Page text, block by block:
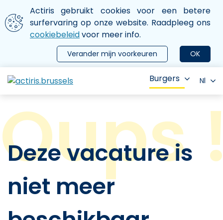
Aller au contenu principal
We gebruiken cookies
Actiris gebruikt cookies voor een betere
surfervaring op onze website. Raadpleeg ons
cookiebeleidvoor meer info.
OK
Verander mijn voorkeuren
le menu
Burgers Nl
Deze vacature is
niet meer